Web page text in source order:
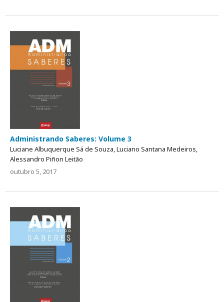
Administrando Saberes: Volume 3
Luciane Albuquerque Sá de Souza, Luciano Santana Medeiros,
Alessandro Piñon Leitão
outubro 5, 2017